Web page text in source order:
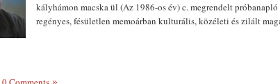
kályhámon macska ül (Az 1986-os év) c. megrendelt
regényes, fésületlen memoárban kulturális, közéleti és zilált